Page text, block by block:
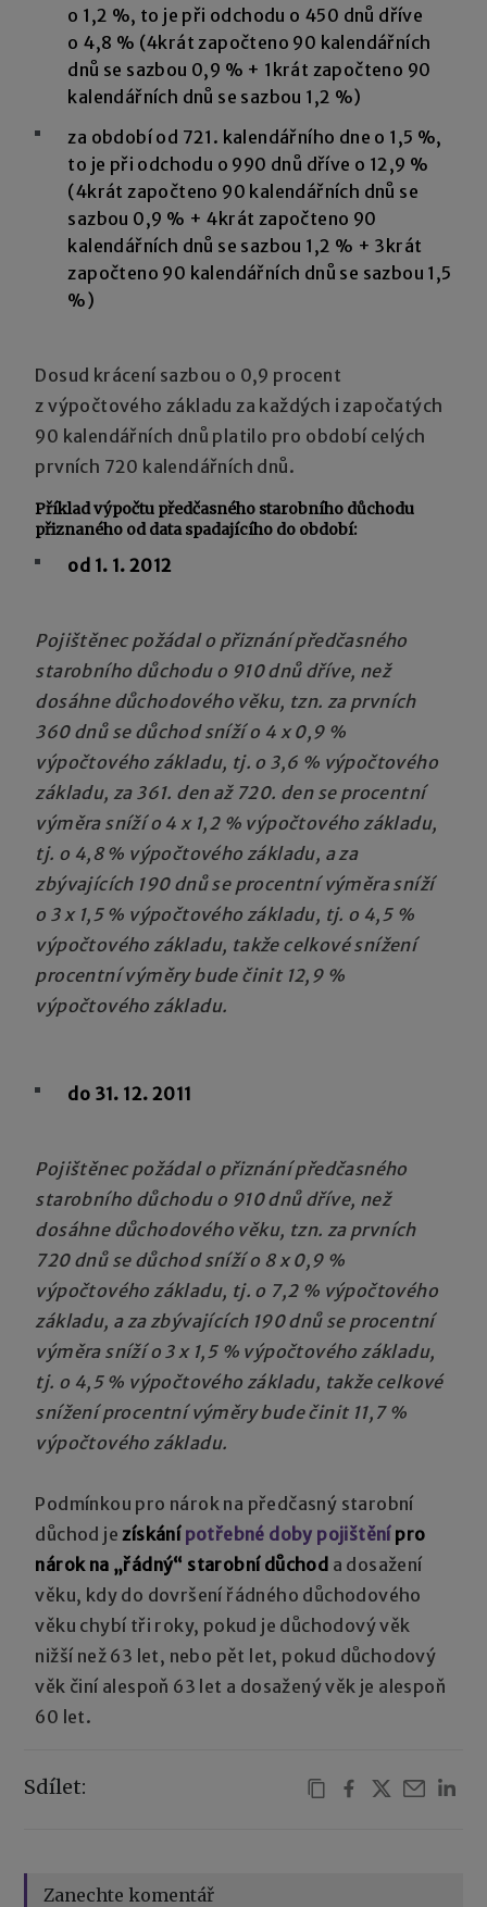
o 1,2 %, to je při odchodu o 450 dnů dříve
o 4,8 % (4krát započteno 90 kalendářních
dnů se sazbou 0,9 % + 1krát započteno 90
kalendářních dnů se sazbou 1,2 %)
za období od 721. kalendářního dne o 1,5 %,
to je při odchodu o 990 dnů dříve o 12,9 %
(4krát započteno 90 kalendářních dnů se
sazbou 0,9 % + 4krát započteno 90
kalendářních dnů se sazbou 1,2 % + 3krát
započteno 90 kalendářních dnů se sazbou 1,5
%)
Dosud krácení sazbou o 0,9 procent
z výpočtového základu za každých i započatých
90 kalendářních dnů platilo pro období celých
prvních 720 kalendářních dnů.
Příklad výpočtu předčasného starobního důchodu
přiznaného od data spadajícího do období:
od 1. 1. 2012
Pojištěnec požádal o přiznání předčasného
starobního důchodu o 910 dnů dříve, než
dosáhne důchodového věku, tzn. za prvních
360 dnů se důchod sníží o 4 x 0,9 %
výpočtového základu, tj. o 3,6 % výpočtového
základu, za 361. den až 720. den se procentní
výměra sníží o 4 x 1,2 % výpočtového základu,
tj. o 4,8 % výpočtového základu, a za
zbývajících 190 dnů se procentní výměra sníží
o 3 x 1,5 % výpočtového základu, tj. o 4,5 %
výpočtového základu, takže celkové snížení
procentní výměry bude činit 12,9 %
výpočtového základu.
do 31. 12. 2011
Pojištěnec požádal o přiznání předčasného
starobního důchodu o 910 dnů dříve, než
dosáhne důchodového věku, tzn. za prvních
720 dnů se důchod sníží o 8 x 0,9 %
výpočtového základu, tj. o 7,2 % výpočtového
základu, a za zbývajících 190 dnů se procentní
výměra sníží o 3 x 1,5 % výpočtového základu,
tj. o 4,5 % výpočtového základu, takže celkové
snížení procentní výměry bude činit 11,7 %
výpočtového základu.
Podmínkou pro nárok na předčasný starobní
důchod jezískání potřebné doby pojištěnípro
nárok na „řádný“ starobní důchod a dosažení
věku, kdy do dovršení řádného důchodového
věku chybí tři roky, pokud je důchodový věk
nižší než 63 let, nebo pět let, pokud důchodový
věk činí alespoň 63 let a dosažený věk je alespoň
60 let.
Sdílet:
Zanechte komentář